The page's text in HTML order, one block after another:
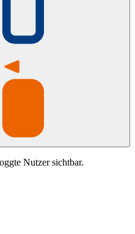
Nutzer sichtbar.